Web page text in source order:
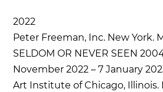
2022
Peter Freeman, Inc. New York.
SELDOM OR NEVER SEEN
November 2022 – 7 January
Art Institute of Chicago, Illinois.